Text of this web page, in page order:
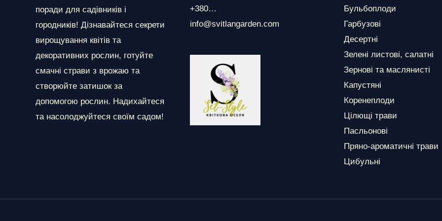
поради для садівників і
городників! Дізнавайтеся секрети
вирощування квітів та
декоративних рослин, готуйте
смачні страви з врожаю та
створюйте затишок за
допомогою рослин. Надихайтеся
та насолоджуйтеся своїм садом!
+380…
info@svitlangarden.com
Бульбоплоди
Гарбузові
Десертні
Зелені листові, салатні
Зернові та маслянисті
Капустяні
Коренеплоди
Цілющі трави
Пасльонові
Пряно-ароматичні трави
Цибульні